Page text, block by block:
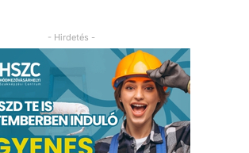
- Hirdetés -